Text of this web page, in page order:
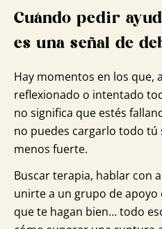
Cuándo pedir
es una señal de
Hay momentos en los que,
reflexionado o intentado
no significa que estés
no puedes cargarlo todo tú
menos fuerte.
Buscar terapia, hablar con
unirte a un grupo de
que te hagan bien… todo